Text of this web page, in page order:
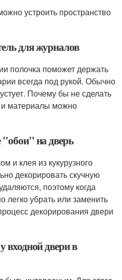
устроить пространство
для журналов
полочка поможет держать
всегда под рукой. Обычно
Почему бы не сделать
материалы можно
"обои" на дверь
и клея из кукурузного
декорировать скучную
поэтому когда
легко убрать или заменить
декорирования двери
входной двери в